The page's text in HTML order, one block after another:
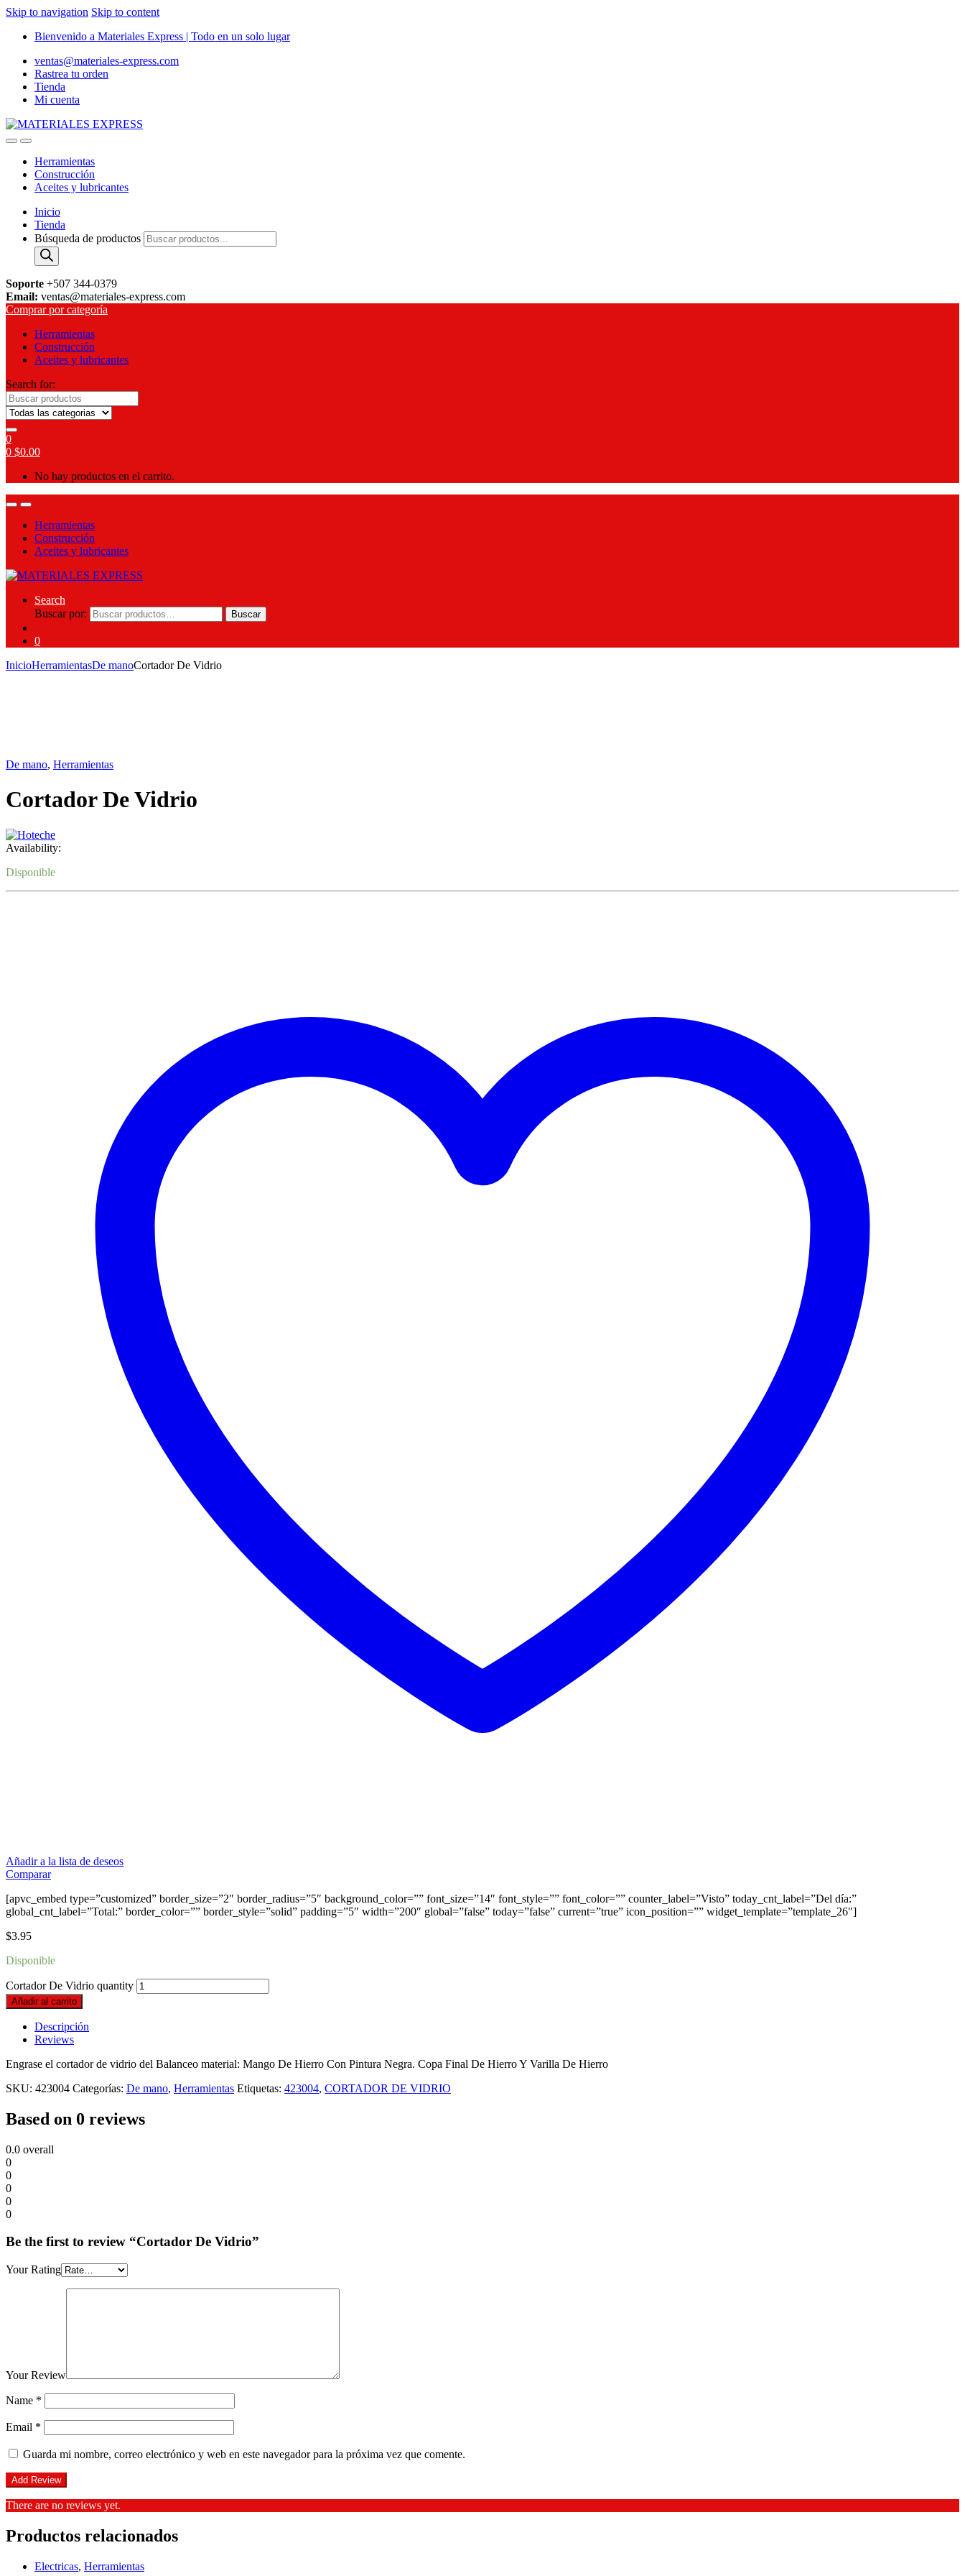
Skip to navigation Skip to content
Bienvenido a Materiales Express | Todo en un solo lugar
ventas@materiales-express.com
Rastrea tu orden
Tienda
Mi cuenta
Herramientas
Construcción
Aceites y lubricantes
Inicio
Tienda
Búsqueda de productos
Soporte +507 344-0379
Email: ventas@materiales-express.com
Comprar por categoría
Herramientas
Construcción
Aceites y lubricantes
Search for:
0
0 $0.00
No hay productos en el carrito.
Herramientas
Construcción
Aceites y lubricantes
Search
Buscar por:
Buscar
0
InicioHerramientasDe manoCortador De Vidrio
De mano, Herramientas
Cortador De Vidrio
Availability:
Disponible
Añadir a la lista de deseos
Comparar
[apvc_embed type=”customized” border_size=”2″ border_radius=”5″ background_color=”” font_size=”14″ font_style=”” font_color=”” counter_label=”Visto” today_cnt_label=”Del día:”
global_cnt_label=”Total:” border_color=”” border_style=”solid” padding=”5″ width=”200″ global=”false” today=”false” current=”true” icon_position=”” widget_template=”template_26″]
$3.95
Disponible
Cortador De Vidrio quantity
Añadir al carrito
Descripción
Reviews
Engrase el cortador de vidrio del Balanceo material: Mango De Hierro Con Pintura Negra. Copa Final De Hierro Y Varilla De Hierro
SKU: 423004 Categorías: De mano, Herramientas Etiquetas: 423004, CORTADOR DE VIDRIO
Based on 0 reviews
0.0 overall
0
0
0
0
0
Be the first to review “Cortador De Vidrio”
Your Rating
Your Review
Name *
Email *
Guarda mi nombre, correo electrónico y web en este navegador para la próxima vez que comente.
There are no reviews yet.
Productos relacionados
Electricas, Herramientas